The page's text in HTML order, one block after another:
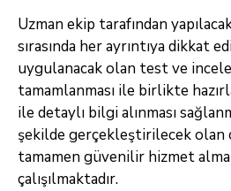
Uzman ekip tarafından
sırasında her ayrıntıya dikkat
uygulanacak olan test ve
tamamlanması ile birlikte
ile detaylı bilgi alınması
şekilde gerçekleştirilecek olan
tamamen güvenilir hizmet
çalışılmaktadır.